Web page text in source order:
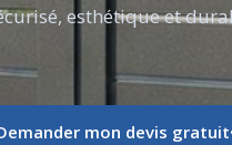
esthétique et
mon devis gratuit